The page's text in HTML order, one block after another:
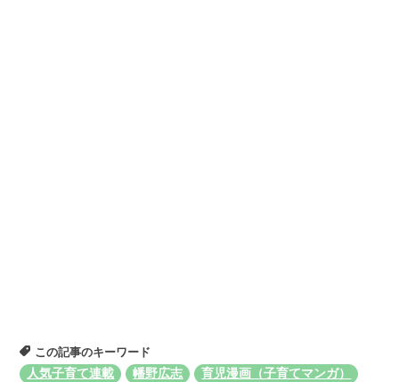
この記事のキーワード
人気子育て連載
幡野広志
育児漫画（子育てマンガ）